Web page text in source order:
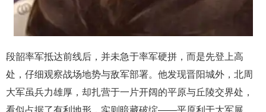
段韶率军抵达前线后，并未急于率军硬拼，而是先登上高
处，仔细观察战场地势与敌军部署。他发现晋阳城外，北周
大军虽兵力雄厚，却扎营于一片开阔的平原与丘陵交界处，
看似占据了有利地形，实则暗藏破绽——平原利于大军展